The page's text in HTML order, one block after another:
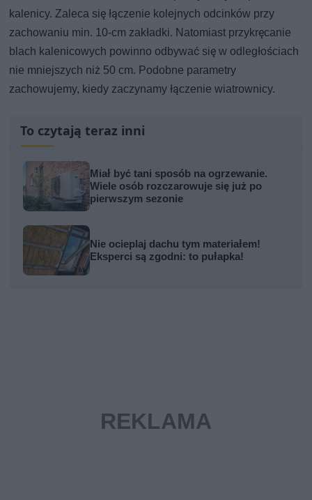
kalenicy. Zaleca się łączenie kolejnych odcinków przy
zachowaniu min. 10-cm zakładki. Natomiast przykręcanie
blach kalenicowych powinno odbywać się w odległościach
nie mniejszych niż 50 cm. Podobne parametry
zachowujemy, kiedy zaczynamy łączenie wiatrownicy.
To czytają teraz inni
Miał być tani sposób na ogrzewanie.
Wiele osób rozczarowuje się już po
pierwszym sezonie
Nie ocieplaj dachu tym materiałem!
Eksperci są zgodni: to pułapka!